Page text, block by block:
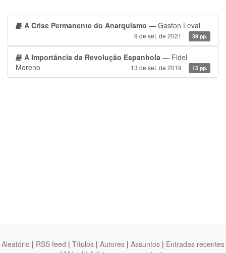
A Crise Permanente do Anarquismo — Gaston Leval
9 de set. de 2021 39 pp.
A Importância da Revolução Espanhola — Fidel
Moreno
13 de set. de 2019 15 pp.
Aleatório | RSS feed | Títulos | Autores | Assuntos | Entradas recentes